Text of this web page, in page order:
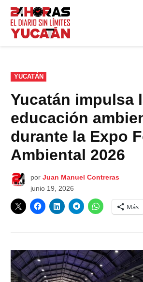
Saltar
contenido
PUBLICADO
EN
YUCATÁN
Yucatán impulsa
educación
durante la Expo
Ambiental 2026
por Juan Manuel Contreras
junio 19, 2026
Más